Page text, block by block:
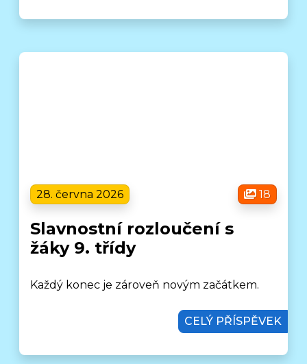
28. června 2026 18
Slavnostní rozloučení s
žáky 9. třídy
Každý konec je zároveň novým začátkem.
CELÝ PŘÍSPĚVEK